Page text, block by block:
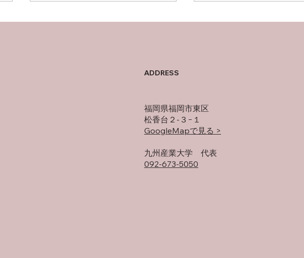
ADDRESS
福岡県福岡市東区
松香台２-３−１
GoogleMapで見る >
​九州産業大学 代表
092-673-5050